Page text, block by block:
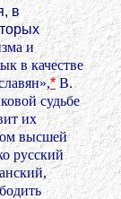
в
и
в качестве
*В.
судьбе
их
высшей
русский